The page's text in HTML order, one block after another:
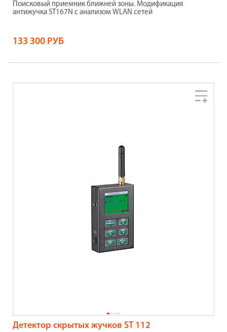
Поисковый приемник ближней зоны. Модификация
антижучка ST167N с анализом WLAN сетей
133 300 РУБ
Детектор скрытых жучков ST 112